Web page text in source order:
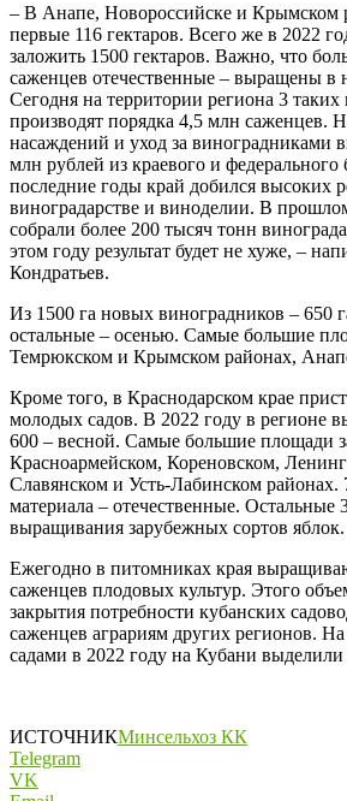
– В Анапе, Новороссийске и Крымском
первые 116 гектаров. Всего же в 2022
заложить 1500 гектаров. Важно, что
саженцев отечественные – выращены в
Сегодня на территории региона 3
производят порядка 4,5 млн саженцев.
насаждений и уход за виноградниками
млн рублей из краевого и федерального
последние годы край добился высоких
виноградарстве и виноделии. В
собрали более 200 тысяч тонн
этом году результат будет не хуже, –
Кондратьев.
Из 1500 га новых виноградников – 650
остальные – осенью. Самые большие
Темрюкском и Крымском районах,
Кроме того, в Краснодарском крае
молодых садов. В 2022 году в регионе
600 – весной. Самые большие площади
Красноармейском, Кореновском,
Славянском и Усть-Лабинском районах.
материала – отечественные. Остальные
выращивания зарубежных сортов яблок.
Ежегодно в питомниках края
саженцев плодовых культур. Этого
закрытия потребности кубанских
саженцев аграриям других регионов. На
садами в 2022 году на Кубани
ИСТОЧНИКМинсельхоз КК
Telegram
VK